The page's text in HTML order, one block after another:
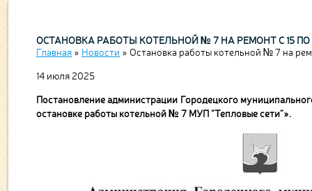
ОСТАНОВКА РАБОТЫ КОТЕЛЬНОЙ № 7 НА РЕМОНТ С 15 ПО
Главная » Новости » Остановка работы котельной № 7 на
14 июля 2025
Постановление администрации Го­ро­дец­кого
остановке ра­бо­ты котельной № 7 МУП “Те­пло­вые сети”».